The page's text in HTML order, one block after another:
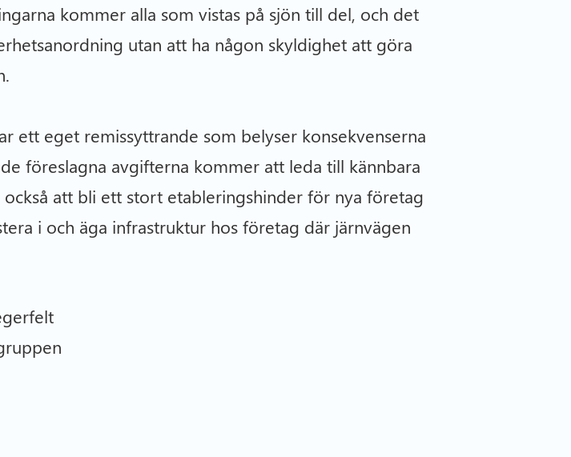
kommer alla som vistas på sjön till del, och det
utan att ha någon skyldighet att göra
ett eget remissyttrande som belyser konsekvenserna
föreslagna avgifterna kommer att leda till kännbara
att bli ett stort etableringshinder för nya företag
i och äga infrastruktur hos företag där järnvägen